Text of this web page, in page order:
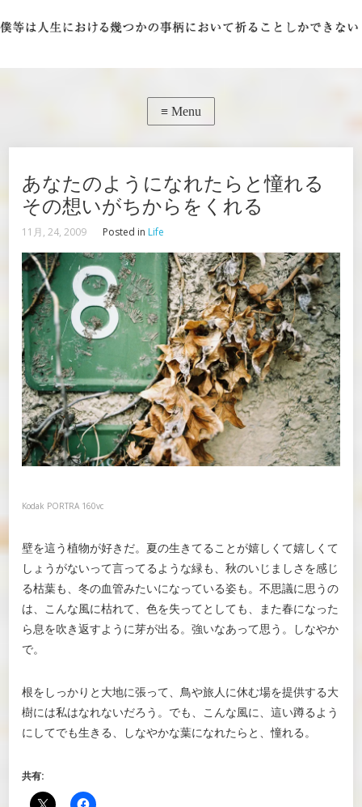
あなたのようになれたらと憧れる
その想いがちからをくれる
11月, 24, 2009 Posted in Life
Kodak PORTRA 160vc
壁を這う植物が好きだ。夏の生きてることが嬉しくて嬉しくて
しょうがないって言ってるような緑も、秋のいじましさを感じ
る枯葉も、冬の血管みたいになっている姿も。不思議に思うの
は、こんな風に枯れて、色を失ってとしても、また春になった
ら息を吹き返すように芽が出る。強いなあって思う。しなやか
で。
根をしっかりと大地に張って、鳥や旅人に休む場を提供する大
樹には私はなれないだろう。でも、こんな風に、這い蹲るよう
にしてでも生きる、しなやかな葉になれたらと、憧れる。
共有: